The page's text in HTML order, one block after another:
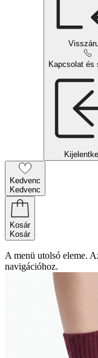
Kapcsolat és
Kedvenc
Kedvenc
Kosár
Kosár
A menü utolsó eleme.
navigációhoz.